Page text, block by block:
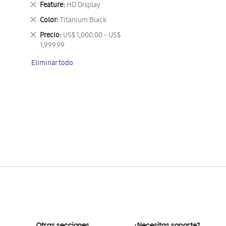
Feature HD Display
Eliminar
este
artículo
Color Titanium Black
Eliminar
este
artículo
Precio US$ 1,000.00 - US$
1,999.99
Eliminar
este
Eliminar todo